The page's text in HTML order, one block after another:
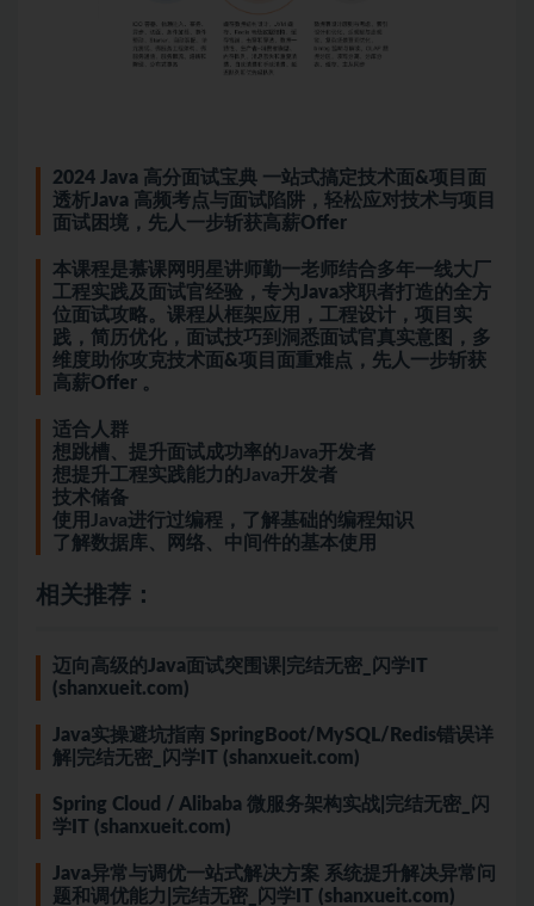
2024 Java 高分面试宝典 一站式搞定技术面&项目面
透析Java 高频考点与面试陷阱，轻松应对技术与项目
面试困境，先人一步斩获高薪Offer
本课程是慕课网明星讲师勤一老师结合多年一线大厂
工程实践及面试官经验，专为Java求职者打造的全方
位面试攻略。课程从框架应用，工程设计，项目实
践，简历优化，面试技巧到洞悉面试官真实意图，多
维度助你攻克技术面&项目面重难点，先人一步斩获
高薪Offer 。
适合人群
想跳槽、提升面试成功率的Java开发者
想提升工程实践能力的Java开发者
技术储备
使用Java进行过编程，了解基础的编程知识
了解数据库、网络、中间件的基本使用
相关推荐：
迈向高级的Java面试突围课|完结无密_闪学IT
(shanxueit.com)
Java实操避坑指南 SpringBoot/MySQL/Redis错误详
解|完结无密_闪学IT (shanxueit.com)
Spring Cloud / Alibaba 微服务架构实战|完结无密_闪
学IT (shanxueit.com)
Java异常与调优一站式解决方案 系统提升解决异常问
题和调优能力|完结无密_闪学IT (shanxueit.com)